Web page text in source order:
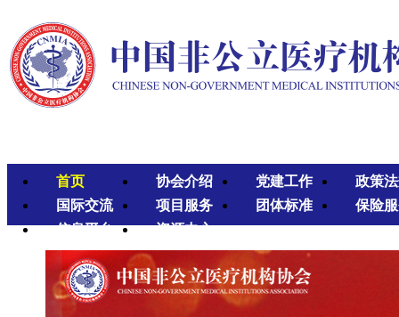
首页 协会介绍 党建工作
政策
国际交流
项目服务 团体标准
保险
信息平台
资源中心